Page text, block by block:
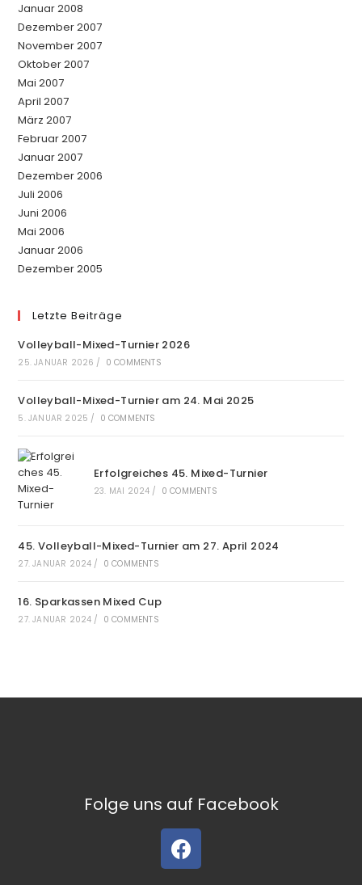
Januar 2008
Dezember 2007
November 2007
Oktober 2007
Mai 2007
April 2007
März 2007
Februar 2007
Januar 2007
Dezember 2006
Juli 2006
Juni 2006
Mai 2006
Januar 2006
Dezember 2005
Letzte Beiträge
Volleyball-Mixed-Turnier 2026
25. JANUAR 2026 / 0 COMMENTS
Volleyball-Mixed-Turnier am 24. Mai 2025
5. JANUAR 2025 / 0 COMMENTS
Erfolgreiches 45. Mixed-Turnier
23. MAI 2024 / 0 COMMENTS
45. Volleyball-Mixed-Turnier am 27. April 2024
27. JANUAR 2024 / 0 COMMENTS
16. Sparkassen Mixed Cup
27. JANUAR 2024 / 0 COMMENTS
Folge uns auf Facebook